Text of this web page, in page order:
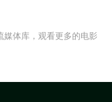
媒体库，观看更多的电影